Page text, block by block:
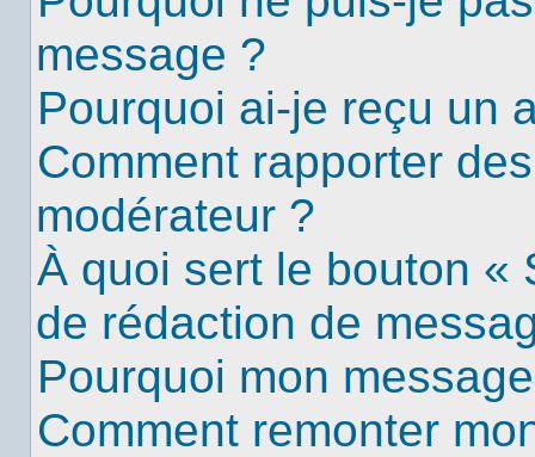
message ?
Pourquoi ai-je reçu un
Comment rapporter
modérateur ?
À quoi sert le bouton «
de rédaction de
Pourquoi mon
Comment remonter